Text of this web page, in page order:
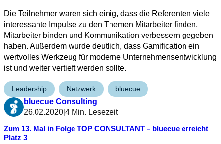
Die Teilnehmer waren sich einig, dass die Referenten viele
interessante Impulse zu den Themen Mitarbeiter finden,
Mitarbeiter binden und Kommunikation verbessern gegeben
haben. Außerdem wurde deutlich, dass Gamification ein
wertvolles Werkzeug für moderne Unternehmensentwicklung
ist und weiter vertieft werden sollte.
Leadership Netzwerk bluecue
bluecue Consulting
26.02.2020 4 Min. Lesezeit
Zum 13. Mal in Folge TOP CONSULTANT – bluecue erreicht
Platz 3